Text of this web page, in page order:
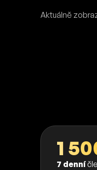
Aktuálně
1
7 denní